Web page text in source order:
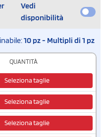
Vedi
disponibilità
10 pz - Multipli di 1 pz
QUANTITÀ
Seleziona taglie
Seleziona taglie
Seleziona taglie